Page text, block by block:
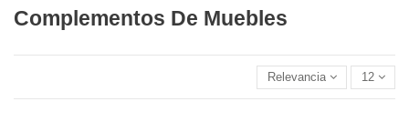
Complementos De Muebles
Relevancia 12